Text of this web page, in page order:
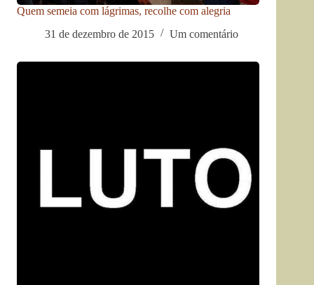
Quem semeia com lágrimas, recolhe com alegria
31 de dezembro de 2015
Um comentário